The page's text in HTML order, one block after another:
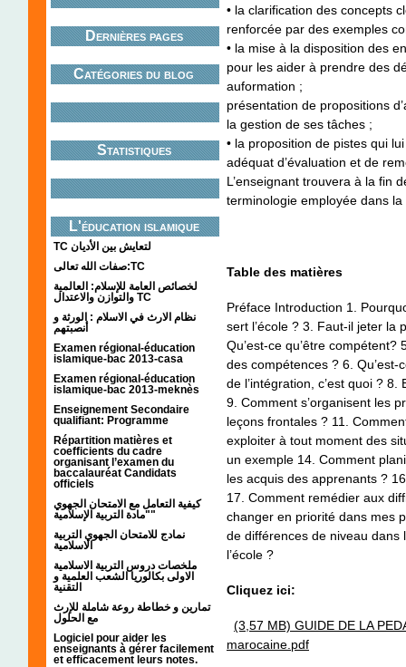
Dernières pages
Catégories du blog
Statistiques
L'éducation islamique
TC لتعايش بين الأديان
صفات الله تعالى:TC
لخصائص العامة للإسلام: العالمية
والتوازن والاعتدال TC
نظام الارث في الاسلام : الورثة و
أنصبتهم
Examen régional-éducation
islamique-bac 2013-casa
Examen régional-éducation
islamique-bac 2013-meknès
Enseignement Secondaire
qualifiant: Programme
Répartition matières et
coefficients du cadre
organisant l’examen du
baccalauréat Candidats
officiels
كيفية التعامل مع الامتحان الجهوي
"مادة التربية الإسلامية"
نمادج للامتحان الجهوي التربية
الاسلامية
ملخصات دروس التربية الاسلامية
الاولى بكالوريا الشعب العلمية و
التقنية
تمارين و خطاطة روعة شاملة للإرث
مع الحلول
Logiciel pour aider les
enseignants à gérer facilement
et efficacement leurs notes.
• la clarification des concepts
renforcée par des exemples
• la mise à la disposition des
pour les aider à prendre des
auformation ;
présentation de propositions
la gestion de ses tâches ;
• la proposition de pistes qui
adéquat d’évaluation et de
L’enseignant trouvera à la fin
terminologie employée dans
Table des matières
Préface Introduction 1.
sert l’école ? 3. Faut-il jeter la
Qu’est-ce qu’être
des compétences ? 6.
de l’intégration, c’est quoi ?
9. Comment s’organisent les
leçons frontales ? 11.
exploiter à tout moment des
un exemple 14. Comment
les acquis des apprenants ?
17. Comment remédier aux
changer en priorité dans mes
de différences de niveau dans
l’école ?
Cliquez ici:
(3,57 MB) GUIDE DE LA
marocaine.pdf